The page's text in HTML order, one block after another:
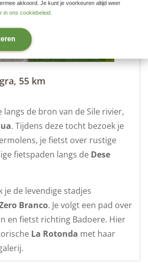
akkoord. Je kunt je voorkeuren altijd weer
in ons cookiebeleid.
55 km
langs de bron van de Sile rivier,
. Tijdens deze tocht bezoek je
je fietst over rustige
fietspaden langs de Dese
je de levendige stadjes
Branco. Je volgt een pad over
en fietst richting Badoere. Hier
La Rotonda met haar